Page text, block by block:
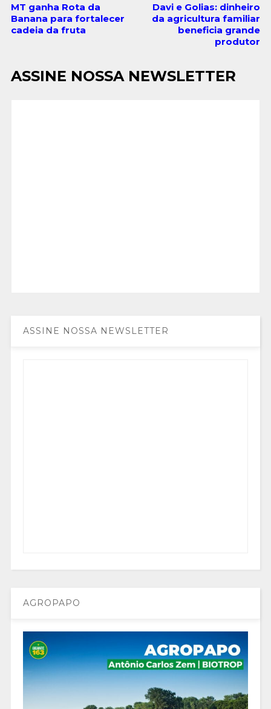
MT ganha Rota da
Banana para fortalecer
cadeia da fruta
Davi e Golias: dinheiro
da agricultura familiar
beneficia grande
produtor
ASSINE NOSSA NEWSLETTER
ASSINE NOSSA NEWSLETTER
AGROPAPO